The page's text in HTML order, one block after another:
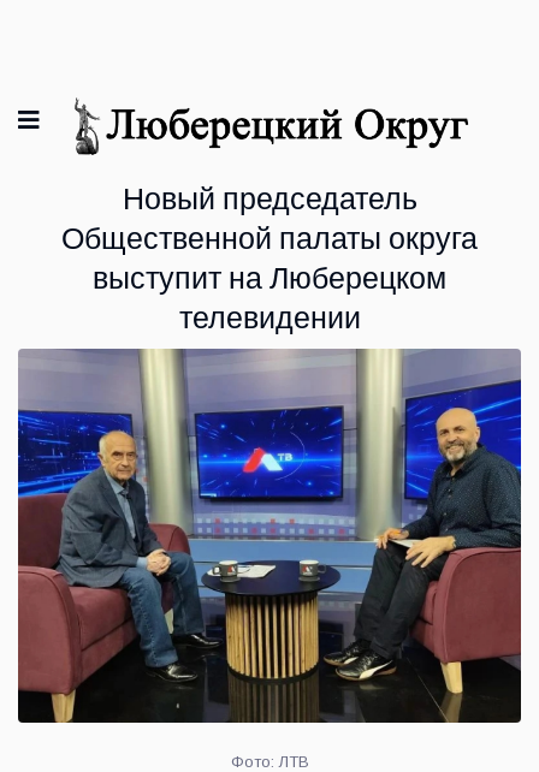
Новый председатель
Общественной палаты округа
выступит на Люберецком
телевидении
Фото: ЛТВ